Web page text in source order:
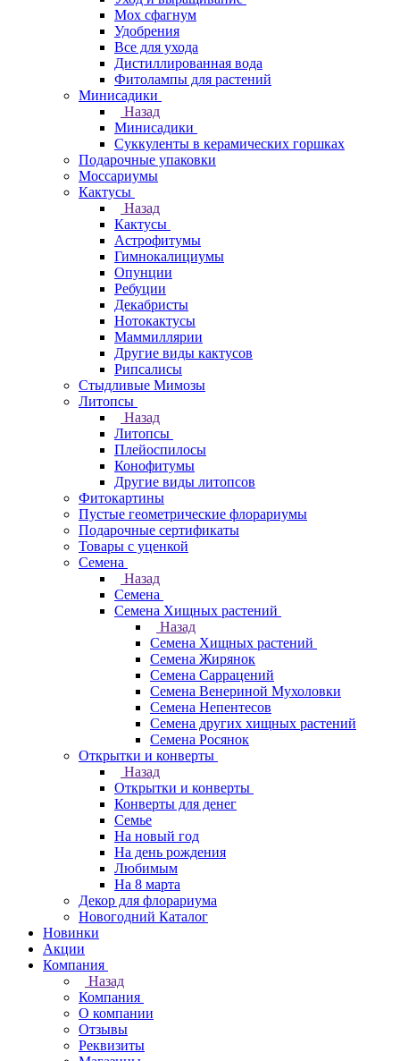
Мох сфагнум
Удобрения
Все для ухода
Дистиллированная вода
Фитолампы для растений
Минисадики
Назад
Минисадики
Суккуленты в керамических горшках
Подарочные упаковки
Моссариумы
Кактусы
Назад
Кактусы
Астрофитумы
Гимнокалициумы
Опунции
Ребуции
Декабристы
Нотокактусы
Маммиллярии
Другие виды кактусов
Рипсалисы
Стыдливые Мимозы
Литопсы
Назад
Литопсы
Плейоспилосы
Конофитумы
Другие виды литопсов
Фитокартины
Пустые геометрические флорариумы
Подарочные сертификаты
Товары с уценкой
Семена
Назад
Семена
Семена Хищных растений
Назад
Семена Хищных растений
Семена Жирянок
Семена Саррацений
Семена Венериной Мухоловки
Семена Непентесов
Семена других хищных растений
Семена Росянок
Открытки и конверты
Назад
Открытки и конверты
Конверты для денег
Семье
На новый год
На день рождения
Любимым
На 8 марта
Декор для флорариума
Новогодний Каталог
Новинки
Акции
Компания
Назад
Компания
О компании
Отзывы
Реквизиты